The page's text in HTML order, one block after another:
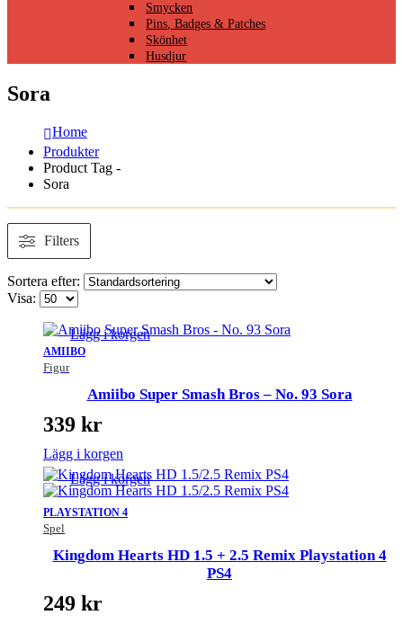
Smycken
Pins, Badges & Patches
Skönhet
Husdjur
Sora
Home
Produkter
Product Tag -
Sora
Filters
Sortera efter:
Visa:
AMIIBO
Figur
Lägg i korgen
Amiibo Super Smash Bros – No. 93 Sora
339 kr
Lägg i korgen
PLAYSTATION 4
Spel
Lägg i korgen
Kingdom Hearts HD 1.5 + 2.5 Remix Playstation 4
PS4
249 kr